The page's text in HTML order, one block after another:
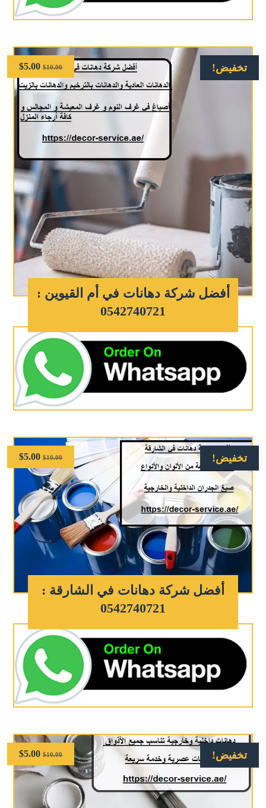
تخفيض!
أفضل شركة دهانات في أم القيوين :
0542740721
$10.00
$5.00
تخفيض!
أفضل شركة دهانات في الشارقة :
0542740721
$10.00
$5.00
تخفيض! $10.00
$5.00